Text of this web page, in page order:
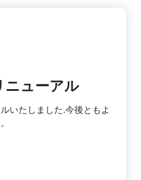
ニューアル
いたしました.今後ともよ